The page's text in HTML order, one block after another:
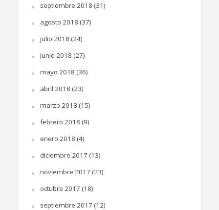
septiembre 2018 (31)
agosto 2018 (37)
julio 2018 (24)
junio 2018 (27)
mayo 2018 (36)
abril 2018 (23)
marzo 2018 (15)
febrero 2018 (9)
enero 2018 (4)
diciembre 2017 (13)
noviembre 2017 (23)
octubre 2017 (18)
septiembre 2017 (12)